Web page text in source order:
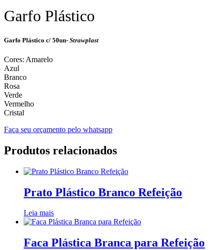
Garfo Plástico
Garfo Plástico c/ 50un- Strawplast
Cores: Amarelo
Azul
Branco
Rosa
Verde
Vermelho
Cristal
Faça seu orçamento pelo whatsapp
Produtos relacionados
Prato Plástico Branco Refeição
Leia mais
Faca Plástica Branca para Refeição